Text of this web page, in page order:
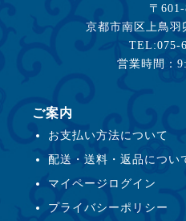
〒601-
京都市南区上鳥羽
TEL:075-
営業時間：
ご案内
お支払い方法について
配送・送料・返品につい
マイページログイン
プライバシーポリシー